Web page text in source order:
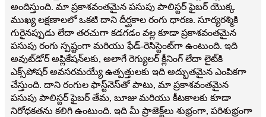
అందిస్తుంది. మా ప్రకాశవంతమైన పసుపు పాలిస్టర్ ఫైబర్ యొక్క
ముఖ్య లక్షణాలలో ఒకటి దాని దీర్ఘకాల రంగు ధారణ. సూర్యరశ్మికి
గురైనప్పుడు లేదా తరచుగా కడగడం వల్ల కూడా ప్రకాశవంతమైన
పసుపు రంగు స్పష్టంగా మరియు ఫేడ్-రెసిస్టెంట్‌గా ఉంటుంది. ఇది
అవుట్‌డోర్ అప్లికేషన్‌లకు, అలాగే రెగ్యులర్ క్లీనింగ్ లేదా లైట్‌కి
ఎక్స్‌పోషర్ అవసరమయ్యే ఉత్పత్తులకు ఇది అద్భుతమైన ఎంపికగా
చేస్తుంది. దాని రంగుల ఫాస్ట్‌నెస్‌తో పాటు, మా ప్రకాశవంతమైన
పసుపు పాలిస్టర్ ఫైబర్ తేమ, బూజు మరియు కీటకాలకు కూడా
నిరోధకతను కలిగి ఉంటుంది. ఇది మీ ప్రాజెక్ట్‌లు శుభ్రంగా, పరిశుభ్రంగా